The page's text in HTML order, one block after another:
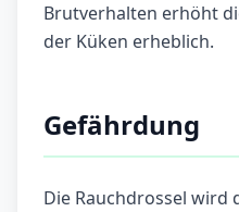
Brutverhalten erhöht
der Küken erheblich.
Gefährdung
Die Rauchdrossel wird